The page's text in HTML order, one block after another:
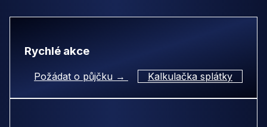
Rychlé akce
Požádat o půjčku → Kalkulačka splátky